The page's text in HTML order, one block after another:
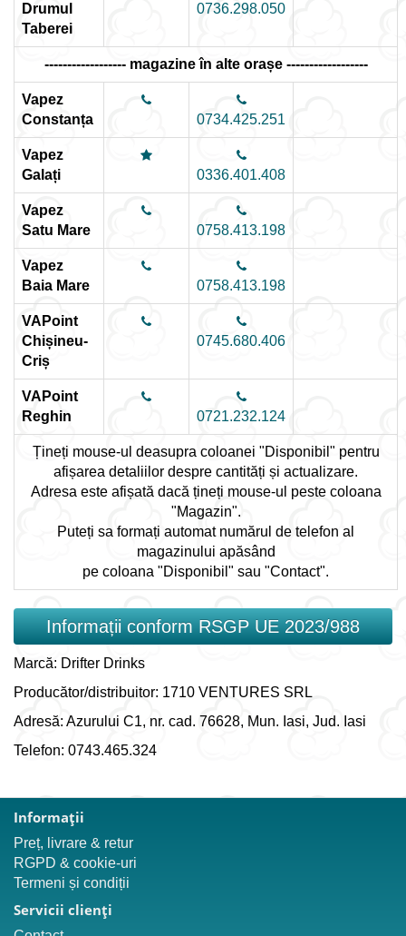
Drumul
Taberei
0736.298.050
------------------ magazine în alte orașe ------------------
Vapez
Constanța
0734.425.251
Vapez
Galați
0336.401.408
Vapez
Satu Mare
0758.413.198
Vapez
Baia Mare
0758.413.198
VAPoint
Chișineu-
Criș
0745.680.406
VAPoint
Reghin
0721.232.124
Țineți mouse-ul deasupra coloanei "Disponibil" pentru
afișarea detaliilor despre cantități și actualizare.
Adresa este afișată dacă țineți mouse-ul peste coloana
"Magazin".
Puteți sa formați automat numărul de telefon al
magazinului apăsând
pe coloana "Disponibil" sau "Contact".
Informații conform RSGP UE 2023/988
Marcă: Drifter Drinks
Producător/distribuitor: 1710 VENTURES SRL
Adresă: Azurului C1, nr. cad. 76628, Mun. Iasi, Jud. Iasi
Telefon: 0743.465.324
Informaţii
Preț, livrare & retur
RGPD & cookie-uri
Termeni și condiții
Servicii clienţi